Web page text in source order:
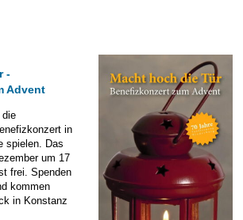
-
Advent
die
in
spielen. Das
um 17
frei. Spenden
kommen
in Konstanz